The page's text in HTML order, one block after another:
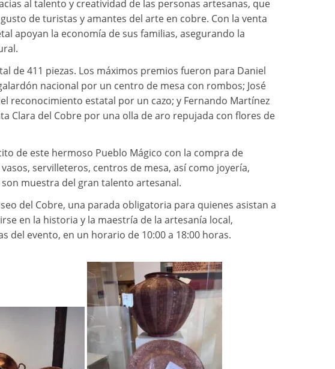
al talento y creatividad de las personas artesanas, que
de turistas y amantes del arte en cobre. Con la venta
apoyan la economía de sus familias, asegurando la
de 411 piezas. Los máximos premios fueron para Daniel
nacional por un centro de mesa con rombos; José
reconocimiento estatal por un cazo; y Fernando Martínez
Clara del Cobre por una olla de aro repujada con flores de
de este hermoso Pueblo Mágico con la compra de
servilleteros, centros de mesa, así como joyería,
muestra del gran talento artesanal.
del Cobre, una parada obligatoria para quienes asistan a
en la historia y la maestría de la artesanía local,
del evento, en un horario de 10:00 a 18:00 horas.